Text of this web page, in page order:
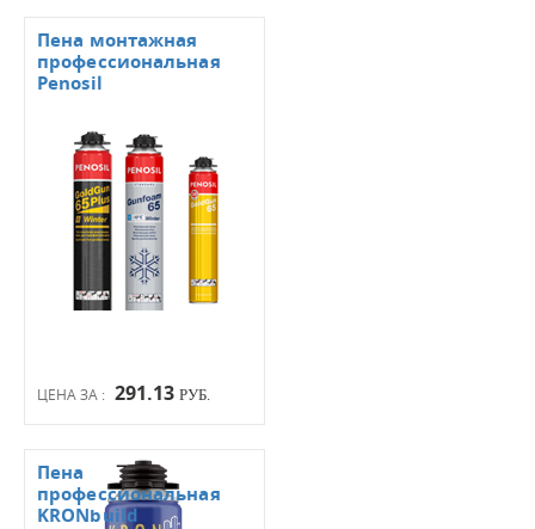
ЦЕНА ЗА : 291.13 РУБ.
Пена монтажная
профессиональная
Penosil
Пена
профессиональная
KRONbuild